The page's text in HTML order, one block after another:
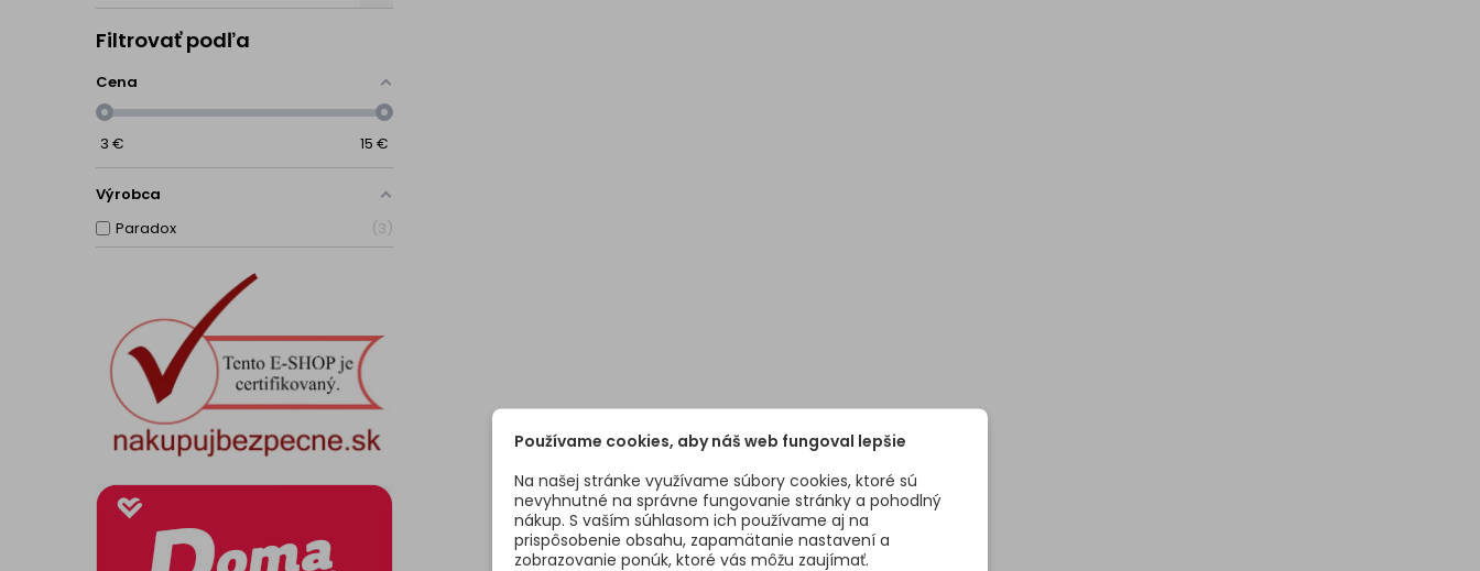
Filtrovať podľa
Cena
3 € 15 €
Výrobca
Paradox
3
Používame cookies, aby náš web fungoval lepšie
Na našej stránke využívame súbory cookies, ktoré sú
nevyhnutné na správne fungovanie stránky a pohodlný
nákup. S vaším súhlasom ich používame aj na
prispôsobenie obsahu, zapamätanie nastavení a
zobrazovanie ponúk, ktoré vás môžu zaujímať.